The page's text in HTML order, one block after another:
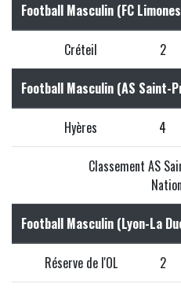
Football Masculin (FC
Créteil 2
Football Masculin (AS Saint-
Hyères 4
Classement AS
Football Masculin (Lyon-La
Réserve de l'OL 2